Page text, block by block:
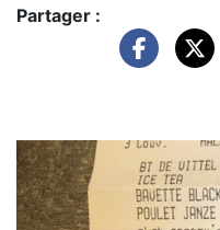
Partager :